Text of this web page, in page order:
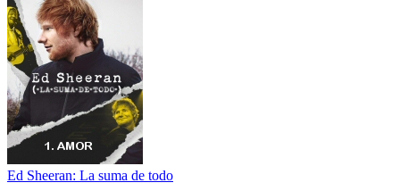
Ed Sheeran: La suma de todo